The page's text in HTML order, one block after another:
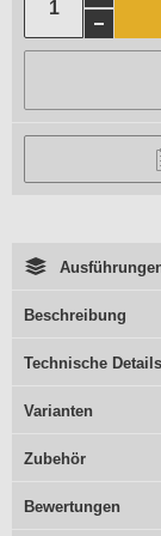
Beschreibung
Technische Details
Varianten
Zubehör
Bewertungen